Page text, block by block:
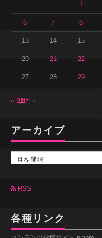
1
6 7 8
13 14 15
20 21 22
27 28 29
« 9月
11月 »
アーカイブ
カ
ブRSS
各種リンク